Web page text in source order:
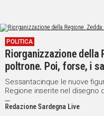
POLITICA
Riorganizzazione della
poltrone. Poi, forse, i
Sessantacinque le nuove
Regione inserite nel disegno
presidenza della Regione.
Redazione Sardegna Live